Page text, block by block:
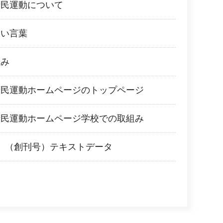
運動について
言葉
運動ホームページのトップページ
運動ホームページ学校での取組み
（創刊号）テキストデータ